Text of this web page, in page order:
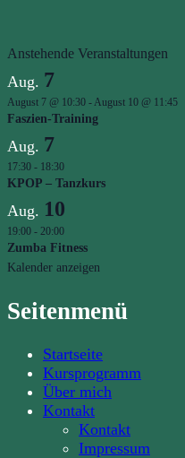
Anstehende Veranstaltungen
Aug. 7
August 7 @ 10:30 - August 10 @ 11:45
Faszien-Training
Aug. 7
17:30 - 18:30
KPOP – Tanzkurs
Aug. 10
19:00 - 20:00
Zumba Fitness
Kalender anzeigen
Seitenmenü
Startseite
Kursprogramm
Über mich
Kontakt
Kontakt
Impressum